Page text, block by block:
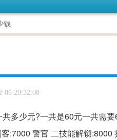
钱
06 20:32:08
多少元?一共是60元一共需
:7000 警官 二技能解锁